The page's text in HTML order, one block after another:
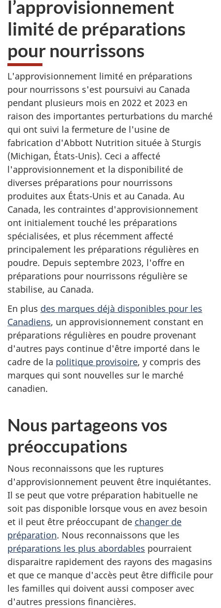
sondage
du
site
web,
l’approvisionnement
limité de préparations
pour nourrissons
L'approvisionnement limité en préparations
pour nourrissons s'est poursuivi au Canada
pendant plusieurs mois en 2022 et 2023 en
raison des importantes perturbations du marché
qui ont suivi la fermeture de l'usine de
fabrication d'Abbott Nutrition située à Sturgis
(Michigan, États-Unis). Ceci a affecté
l'approvisionnement et la disponibilité de
diverses préparations pour nourrissons
produites aux États-Unis et au Canada. Au
Canada, les contraintes d'approvisionnement
ont initialement touché les préparations
spécialisées, et plus récemment affecté
principalement les préparations régulières en
poudre. Depuis septembre 2023, l'offre en
préparations pour nourrissons régulière se
stabilise, au Canada.
En plus des marques déjà disponibles pour les
Canadiens, un approvisionnement constant en
préparations régulières en poudre provenant
d'autres pays continue d'être importé dans le
cadre de la politique provisoire, y compris des
marques qui sont nouvelles sur le marché
canadien.
Nous partageons vos
préoccupations
Nous reconnaissons que les ruptures
d'approvisionnement peuvent être inquiétantes.
Il se peut que votre préparation habituelle ne
soit pas disponible lorsque vous en avez besoin
et il peut être préoccupant de changer de
préparation. Nous reconnaissons que les
préparations les plus abordables pourraient
disparaitre rapidement des rayons des magasins
et que ce manque d'accès peut être difficile pour
les familles qui doivent aussi composer avec
d'autres pressions financières.